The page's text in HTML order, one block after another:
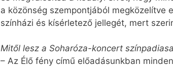
a közönség szempontjából megközelítve
színházi és kísérletező jellegét, mert
Mitől lesz a Soharóza-koncert
– Az Élő fény című előadásunkban